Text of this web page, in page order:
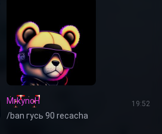
MrkynoH 19:52
/ban гусь 90 recacha